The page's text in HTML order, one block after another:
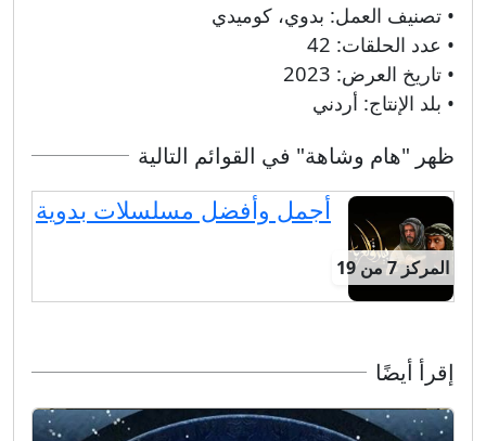
• تصنيف العمل: بدوي، كوميدي
• عدد الحلقات: 42
• تاريخ العرض: 2023
• بلد الإنتاج: أردني
ظهر "هام وشاهة" في القوائم التالية
المركز 7 من 19
أجمل وأفضل مسلسلات بدوية
إقرأ أيضًا